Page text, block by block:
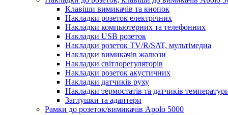
Клавіши вимикачів та кнопок
Накладки розеток електрічних
Накладки компьютерних та телефонних
Накладки USB розеток
Накладки розеток TV/R/SAT, мультімедиа
Накладки вимикачів жалюзи
Накладки світлорегуляторів
Накладки розеток акустичних
Накладки датчиків руху
Накладки термостатів та датчиків
Заглушки та адаптери
Рамки до розеток/вимикачів Apolo 5000